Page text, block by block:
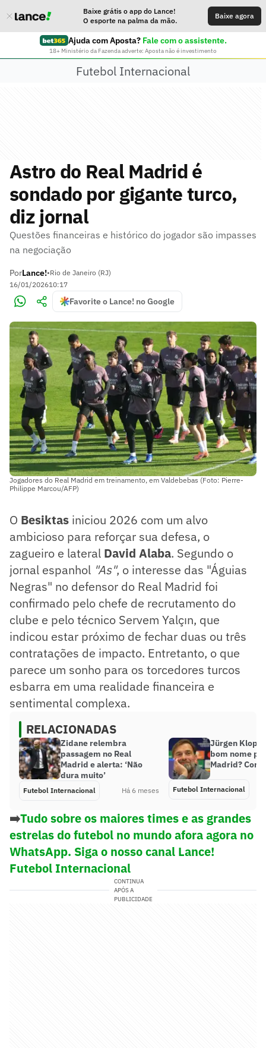
Baixe grátis o app do Lance!
O esporte na palma da mão.
Baixe agora
Ajuda com Aposta? Fale com o assistente.
18+ Ministério da Fazenda adverte: Aposta não é investimento
Futebol Internacional
Astro do Real Madrid é
sondado por gigante turco,
diz jornal
Questões financeiras e histórico do jogador são impasses
na negociação
PorLance!•Rio de Janeiro (RJ)
16/01/202610:17
Favorite o Lance! no Google
Jogadores do Real Madrid em treinamento, em Valdebebas (Foto: Pierre-
Philippe Marcou/AFP)
O Besiktas iniciou 2026 com um alvo
ambicioso para reforçar sua defesa, o
zagueiro e lateral David Alaba. Segundo o
jornal espanhol "As", o interesse das "Águias
Negras" no defensor do Real Madrid foi
confirmado pelo chefe de recrutamento do
clube e pelo técnico Servem Yalçın, que
indicou estar próximo de fechar duas ou três
contratações de impacto. Entretanto, o que
parece um sonho para os torcedores turcos
esbarra em uma realidade financeira e
sentimental complexa.
RELACIONADAS
Zidane relembra
passagem no Real
Madrid e alerta: ‘Não
dura muito’
Futebol Internacional Há 6 meses
Jürgen Klopp
bom nome
Madrid?
Futebol Internacional
➡️Tudo sobre os maiores times e as grandes
estrelas do futebol no mundo afora agora no
WhatsApp. Siga o nosso canal Lance!
Futebol Internacional
CONTINUA
APÓS A
PUBLICIDADE